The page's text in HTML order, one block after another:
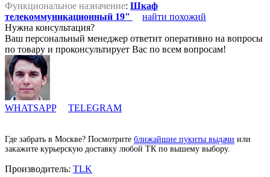
Функциональное назначение: Шкаф
телекоммуникационный 19"
найти похожий
Нужна консультация?
Ваш персональный менеджер ответит оперативно на вопросы
по товару и проконсультирует Вас по всем вопросам!
WHATSAPP TELEGRAM
Где забрать в Москве? Посмотрите ближайшие пукнты выдачи или
закажите курьерскую доставку любой ТК по вышему выбору.
Производитель: TLK